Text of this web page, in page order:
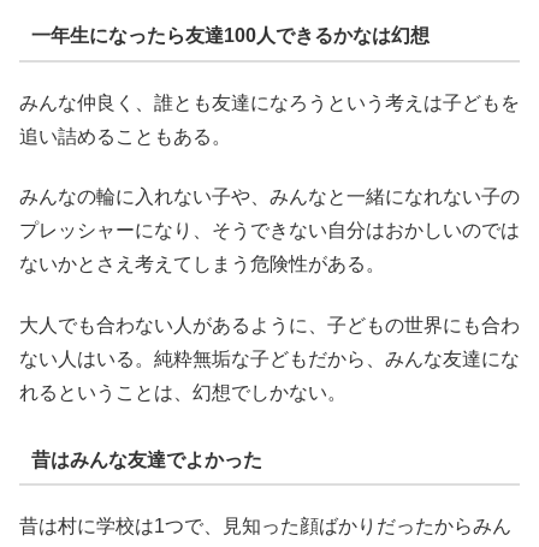
一年生になったら友達100人できるかなは幻想
みんな仲良く、誰とも友達になろうという考えは子どもを
追い詰めることもある。
みんなの輪に入れない子や、みんなと一緒になれない子の
プレッシャーになり、そうできない自分はおかしいのでは
ないかとさえ考えてしまう危険性がある。
大人でも合わない人があるように、子どもの世界にも合わ
ない人はいる。純粋無垢な子どもだから、みんな友達にな
れるということは、幻想でしかない。
昔はみんな友達でよかった
昔は村に学校は1つで、見知った顔ばかりだったからみん